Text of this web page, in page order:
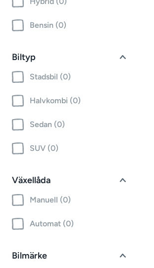
Bensin (0)
Biltyp
Stadsbil (0)
Halvkombi (0)
Sedan (0)
SUV (0)
Växellåda
Manuell (0)
Automat (0)
Bilmärke